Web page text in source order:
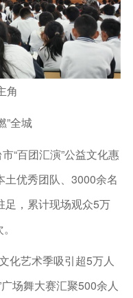
角
全城
百团汇演”公益文化惠
优秀团队、3000余名
足，累计现场观众5万
艺术季吸引超5万人
场舞大赛汇聚500余人